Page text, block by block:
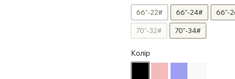
66"-22# 66"-24# 66"-
70"-32# 70"-34#
Колір